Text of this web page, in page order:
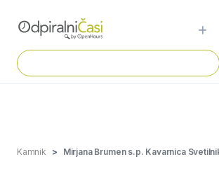
Kamnik Mirjana Brumen s.p. Kavarnica